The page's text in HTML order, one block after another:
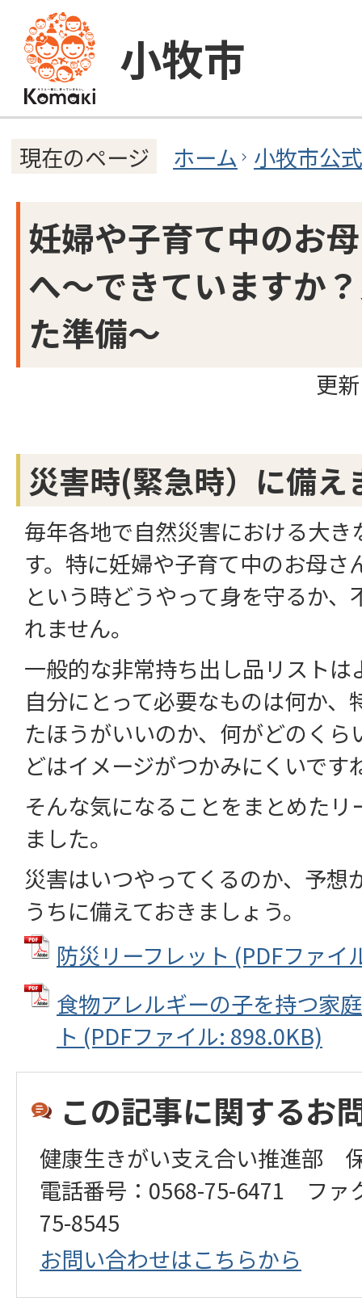
小牧市
現在のページ ホーム 小牧市公
妊婦や子育て中のお
へ～できていますか
た準備～
更
災害時(緊急時）に備え
毎年各地で自然災害における大
す。特に妊婦や子育て中のお母さ
という時どうやって身を守るか
れません。
一般的な非常持ち出し品リストは
自分にとって必要なものは何か、
たほうがいいのか、何がどのく
どはイメージがつかみにくいです
そんな気になることをまとめたリ
ました。
災害はいつやってくるのか、予想
うちに備えておきましょう。
防災リーフレット (PDFファイ
食物アレルギーの子を持つ家
ト (PDFファイル: 898.0KB)
この記事に関するお
健康生きがい支え合い推進部
電話番号：0568-75-6471 ファ
75-8545
お問い合わせはこちらから